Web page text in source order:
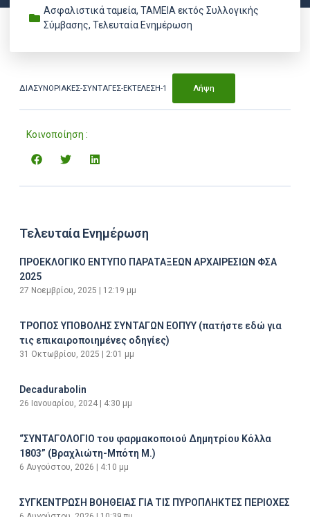
Ασφαλιστικά ταμεία, ΤΑΜΕΙΑ εκτός Συλλογικής
Σύμβασης, Τελευταία Ενημέρωση
ΔΙΑΣΥΝΟΡΙΑΚΕΣ-ΣΥΝΤΑΓΕΣ-ΕΚΤΕΛΕΣΗ-1 Λήψη
Κοινοποίηση :
Τελευταία Ενημέρωση
ΠΡΟΕΚΛΟΓΙΚΟ ΕΝΤΥΠΟ ΠΑΡΑΤΑΞΕΩΝ ΑΡΧΑΙΡΕΣΙΩΝ ΦΣΑ
2025
27 Νοεμβρίου, 2025 12:19 μμ
ΤΡΟΠΟΣ ΥΠΟΒΟΛΗΣ ΣΥΝΤΑΓΩΝ ΕΟΠΥΥ (πατήστε εδώ για
τις επικαιροποιημένες οδηγίες)
31 Οκτωβρίου, 2025 2:01 μμ
Decadurabolin
26 Ιανουαρίου, 2024 4:30 μμ
“ΣΥΝΤΑΓΟΛΟΓΙΟ του φαρμακοποιού Δημητρίου Κόλλα
1803” (Βραχλιώτη-Μπότη Μ.)
6 Αυγούστου, 2026 4:10 μμ
ΣΥΓΚΕΝΤΡΩΣΗ ΒΟΗΘΕΙΑΣ ΓΙΑ ΤΙΣ ΠΥΡΟΠΛΗΚΤΕΣ ΠΕΡΙΟΧΕΣ